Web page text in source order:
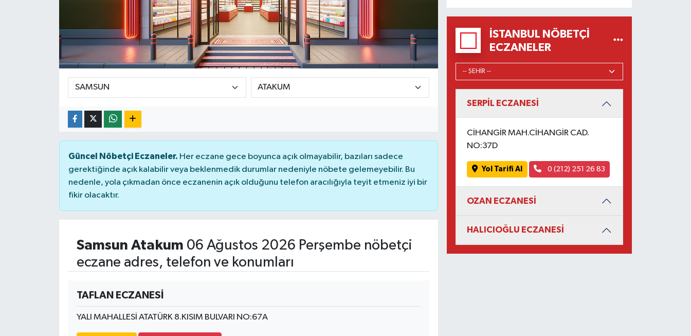
Güncel Nöbetçi Eczaneler. Her eczane gece boyunca açık olmayabilir, bazıları sadece
gerektiğinde açık kalabilir veya beklenmedik durumlar nedeniyle nöbete gelemeyebilir. Bu
nedenle, yola çıkmadan önce eczanenin açık olduğunu telefon aracılığıyla teyit etmeniz iyi bir
fikir olacaktır.
Samsun Atakum 06 Ağustos 2026 Perşembe nöbetçi
eczane adres, telefon ve konumları
TAFLAN ECZANESİ
YALI MAHALLESİ ATATÜRK 8.KISIM BULVARI NO:67A
İSTANBUL NÖBETÇI
ECZANELER
SERPİL ECZANESİ
CİHANGİR MAH.CİHANGİR CAD.
NO:37D
Yol Tarifi Al 0 (212) 251 26 83
OZAN ECZANESİ
HALICIOĞLU ECZANESİ